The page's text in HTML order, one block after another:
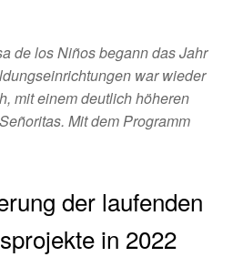
de los Niños begann das Jahr
war wieder
mit einem deutlich höheren
Mit dem Programm
der laufenden
in 2022